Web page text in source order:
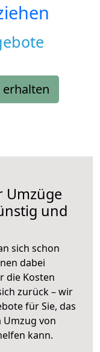
erhalten
Umzüge
und
sich schon
dabei
die Kosten
zurück – wir
für Sie, das
von
kann.